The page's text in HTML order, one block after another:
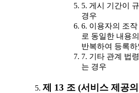
5. 게시 기간이
경우
6. 이용자의 조
로 동일한 내용
반복하여 등록
7. 기타 관계 법
는 경우
제 13 조 (서비스 제공